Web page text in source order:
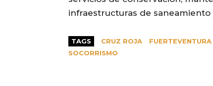
infraestructuras de
TAGS CRUZ ROJA FUERTEVENTURA
SOCORRISMO